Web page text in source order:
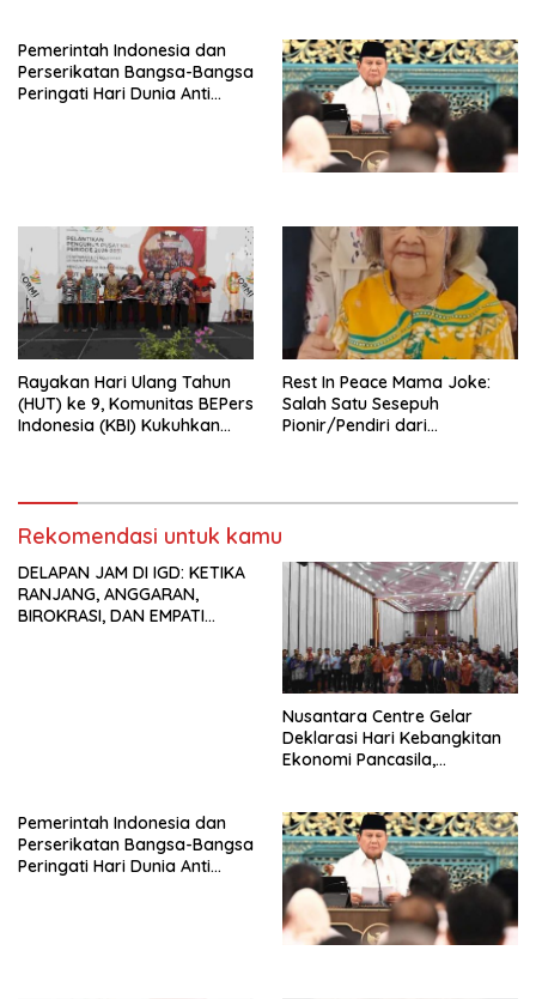
Penjajahan (Pergolakan
Ekonomi Politik Indonesia) &
Simposium Nasional “Urgensi
Undang-Undang
Perekonomian Nasional dan
Kesejahteraan Sosial dalam
Pemerintah Indonesia dan
Perserikatan Bangsa-Bangsa
Peringati Hari Dunia Anti
Rayakan Hari Ulang Tahun
(HUT) ke 9, Komunitas BEPers
Indonesia (KBI) Kukuhkan
Pengembangan Organisasi
KBI yang Berbasis Riset di
Mancanegara”.
Rest In Peace Mama Joke:
Salah Satu Sesepuh
Pionir/Pendiri dari
Kasih Allah.
Rekomendasi untuk kamu
DELAPAN JAM DI IGD: KETIKA
RANJANG, ANGGARAN,
BIROKRASI, DAN EMPATI
Nusantara Centre Gelar
Deklarasi Hari Kebangkitan
Ekonomi Pancasila,
Penjajahan (Pergolakan
Ekonomi Politik Indonesia) &
Simposium Nasional “Urgensi
Undang-Undang
Perekonomian Nasional dan
Kesejahteraan Sosial dalam
Pemerintah Indonesia dan
Perserikatan Bangsa-Bangsa
Peringati Hari Dunia Anti